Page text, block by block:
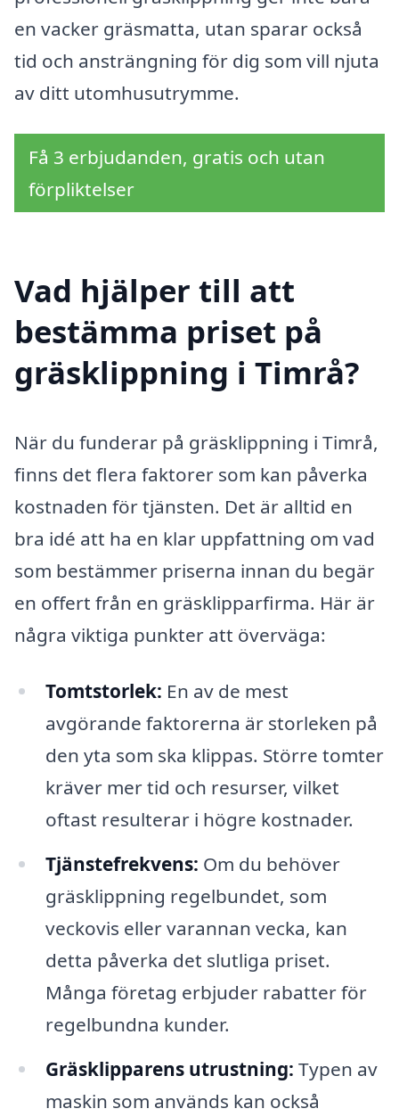
en vacker gräsmatta, utan sparar också
tid och ansträngning för dig som vill njuta
av ditt utomhusutrymme.
Få 3 erbjudanden, gratis och utan
förpliktelser
Vad hjälper till att
bestämma priset på
gräsklippning i Timrå?
När du funderar på gräsklippning i Timrå,
finns det flera faktorer som kan påverka
kostnaden för tjänsten. Det är alltid en
bra idé att ha en klar uppfattning om vad
som bestämmer priserna innan du begär
en offert från en gräsklipparfirma. Här är
några viktiga punkter att överväga:
Tomtstorlek: En av de mest
avgörande faktorerna är storleken på
den yta som ska klippas. Större tomter
kräver mer tid och resurser, vilket
oftast resulterar i högre kostnader.
Tjänstefrekvens: Om du behöver
gräsklippning regelbundet, som
veckovis eller varannan vecka, kan
detta påverka det slutliga priset.
Många företag erbjuder rabatter för
regelbundna kunder.
Gräsklipparens utrustning: Typen av
maskin som används kan också